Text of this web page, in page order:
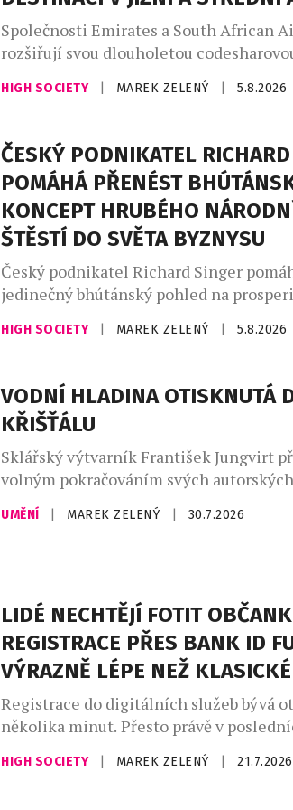
Společnosti Emirates a South African
rozšiřují svou dlouholetou
Nová reciproční dohoda zpřístupní
dalších destinací v jižní a střední Africe
reaguje na rostoucí poptávku po
Jihoafrické republiky, zejména z
získání všech potřebných regulatorních
budou moci zákazníci Emirates […]
HIGH SOCIETY MAREK ZELENÝ 5.8.2026
ČESKÝ PODNIKATEL RICHARD
POMÁHÁ PŘENÉST
KONCEPT HRUBÉHO
ŠTĚSTÍ DO SVĚTA BYZNYSU
Český podnikatel Richard Singer
jedinečný bhútánský pohled na
budoucností světového byznysu. V
známé konceptem hrubého národního
Leadership Institute, který chce
přístup k vedení organizací v době
technologických změn a nástupu
Institut vzniká jako společný projekt
HIGH SOCIETY MAREK ZELENÝ 5.8.2026
VODNÍ HLADINA OTISKNUTÁ
KŘIŠŤÁLU
Sklářský výtvarník František Jungvirt
volným pokračováním svých autorských
sběratelských kolekcí Garden Unique a
nyní o dva sběratelské unikáty s
spolupracuje. Nejnovější přírůstky
fluidního […]
UMĚNÍ MAREK ZELENÝ 30.7.2026
LIDÉ NECHTĚJÍ FOTIT
REGISTRACE PŘES BANK ID
VÝRAZNĚ LÉPE NEŽ KLASICKÉ
Registrace do digitálních služeb bývá
několika minut. Přesto právě v
firmy často přicházejí o část zákazníků.
občanský průkaz, pořizovat selfie nebo
HIGH SOCIETY MAREK ZELENÝ 21.7.2026